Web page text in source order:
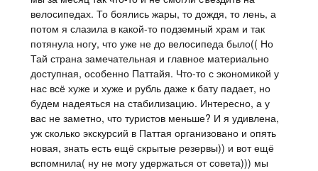
велосипедах. То боялись жары, то дождя, то лень, а
потом я слазила в какой-то подземный храм и так
потянула ногу, что уже не до велосипеда было(( Но
Тай страна замечательная и главное материально
доступная, особенно Паттайя. Что-то с экономикой у
нас всё хуже и хуже и рубль даже к бату падает, но
будем надеяться на стабилизацию. Интересно, а у
вас не заметно, что туристов меньше? И я удивлена,
уж сколько экскурсий в Паттая организовано и опять
новая, знать есть ещё скрытые резервы)) и вот ещё
вспомнила( ну не могу удержаться от совета))) мы